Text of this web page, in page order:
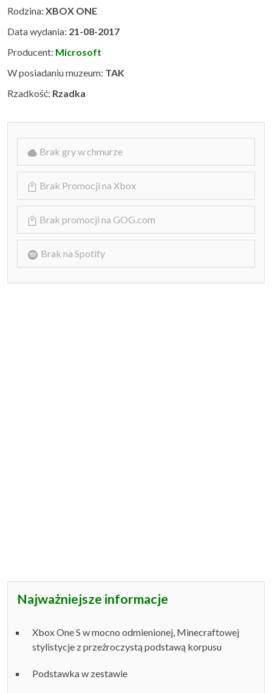
Rodzina: XBOX ONE
Data wydania: 21-08-2017
Producent: Microsoft
W posiadaniu muzeum: TAK
Rzadkość: Rzadka
Brak gry w chmurze
Brak Promocji na Xbox
Brak promocji na GOG.com
Brak na Spotify
Najważniejsze informacje
Xbox One S w mocno odmienionej, Minecraftowej
stylistycje z przeźroczystą podstawą korpusu
Podstawka w zestawie